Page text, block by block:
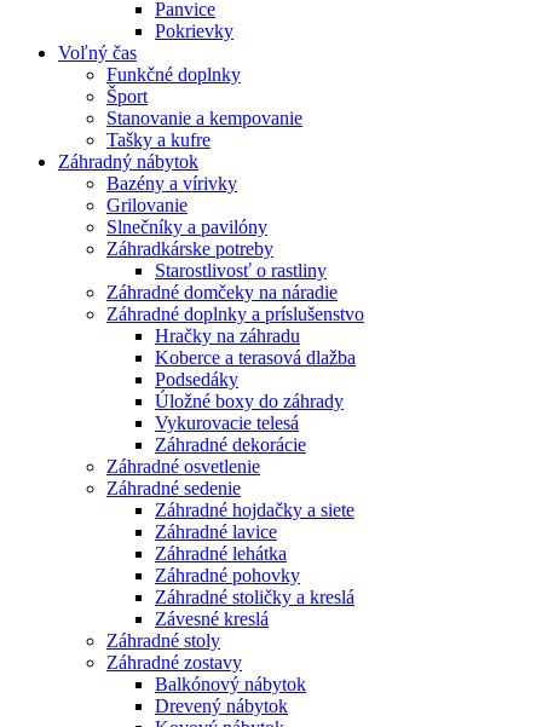
Panvice
Pokrievky
Voľný čas
Funkčné doplnky
Šport
Stanovanie a kempovanie
Tašky a kufre
Záhradný nábytok
Bazény a vírivky
Grilovanie
Slnečníky a pavilóny
Záhradkárske potreby
Starostlivosť o rastliny
Záhradné domčeky na náradie
Záhradné doplnky a príslušenstvo
Hračky na záhradu
Koberce a terasová dlažba
Podsedáky
Úložné boxy do záhrady
Vykurovacie telesá
Záhradné dekorácie
Záhradné osvetlenie
Záhradné sedenie
Záhradné hojdačky a siete
Záhradné lavice
Záhradné lehátka
Záhradné pohovky
Záhradné stoličky a kreslá
Závesné kreslá
Záhradné stoly
Záhradné zostavy
Balkónový nábytok
Drevený nábytok